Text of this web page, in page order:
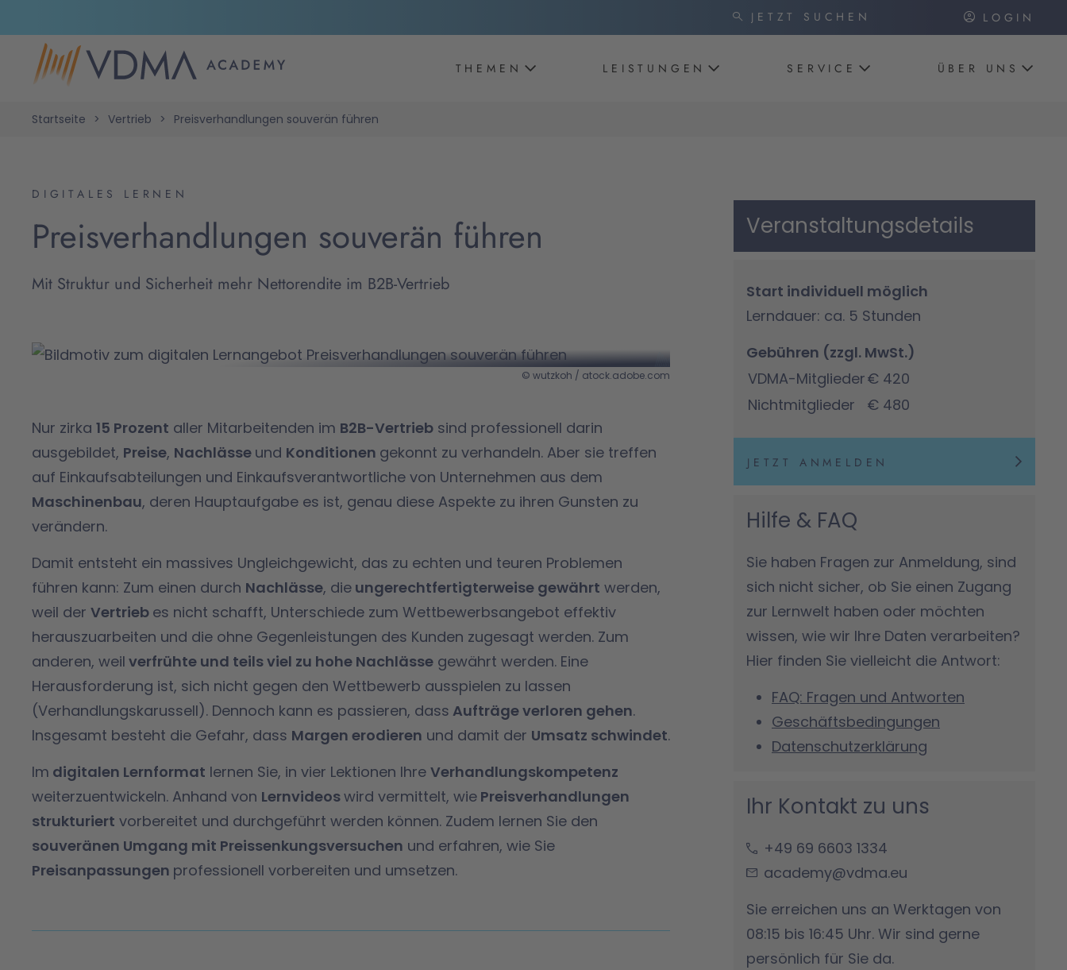
LOGIN
THEMEN LEISTUNGEN SERVICE ÜBER UNS
Startseite Vertrieb Preisverhandlungen souverän führen
DIGITALES LERNEN
Preisverhandlungen souverän führen
Mit Struktur und Sicherheit mehr Nettorendite im B2B-Vertrieb
© wutzkoh / atock.adobe.com
Nur zirka 15 Prozent aller Mitarbeitenden im B2B-Vertrieb sind professionell darin
ausgebildet, Preise, Nachlässe und Konditionen gekonnt zu verhandeln. Aber sie treffen
auf Einkaufsabteilungen und Einkaufsverantwortliche von Unternehmen aus dem
Maschinenbau, deren Hauptaufgabe es ist, genau diese Aspekte zu ihren Gunsten zu
verändern.
Damit entsteht ein massives Ungleichgewicht, das zu echten und teuren Problemen
führen kann: Zum einen durch Nachlässe, die ungerechtfertigterweise gewährt werden,
weil der Vertrieb es nicht schafft, Unterschiede zum Wettbewerbsangebot effektiv
herauszuarbeiten und die ohne Gegenleistungen des Kunden zugesagt werden. Zum
anderen, weil verfrühte und teils viel zu hohe Nachlässe gewährt werden. Eine
Herausforderung ist, sich nicht gegen den Wettbewerb ausspielen zu lassen
(Verhandlungskarussell). Dennoch kann es passieren, dass Aufträge verloren gehen.
Insgesamt besteht die Gefahr, dass Margen erodieren und damit der Umsatz schwindet.
Im digitalen Lernformat lernen Sie, in vier Lektionen Ihre Verhandlungskompetenz
weiterzuentwickeln. Anhand von Lernvideoswird vermittelt, wie Preisverhandlungen
strukturiert vorbereitet und durchgeführt werden können. Zudem lernen Sie den
souveränen Umgang mit Preissenkungsversuchen und erfahren, wie Sie
Preisanpassungen professionell vorbereiten und umsetzen.
Veranstaltungsdetails
Start individuell möglich
Lerndauer: ca. 5 Stunden
Gebühren (zzgl. MwSt.)
VDMA-Mitglieder€ 420
Nichtmitglieder
€ 480
JETZT ANMELDEN
Hilfe & FAQ
Sie haben Fragen zur Anmeldung, sind
sich nicht sicher, ob Sie einen Zugang
zur Lernwelt haben oder möchten
wissen, wie wir Ihre Daten verarbeiten?
Hier finden Sie vielleicht die Antwort:
FAQ: Fragen und Antworten
Geschäftsbedingungen
Datenschutzerklärung
Ihr Kontakt zu uns
+49 69 6603 1334
academy@vdma.eu
Sie erreichen uns an Werktagen von
08:15 bis 16:45 Uhr. Wir sind gerne
persönlich für Sie da.